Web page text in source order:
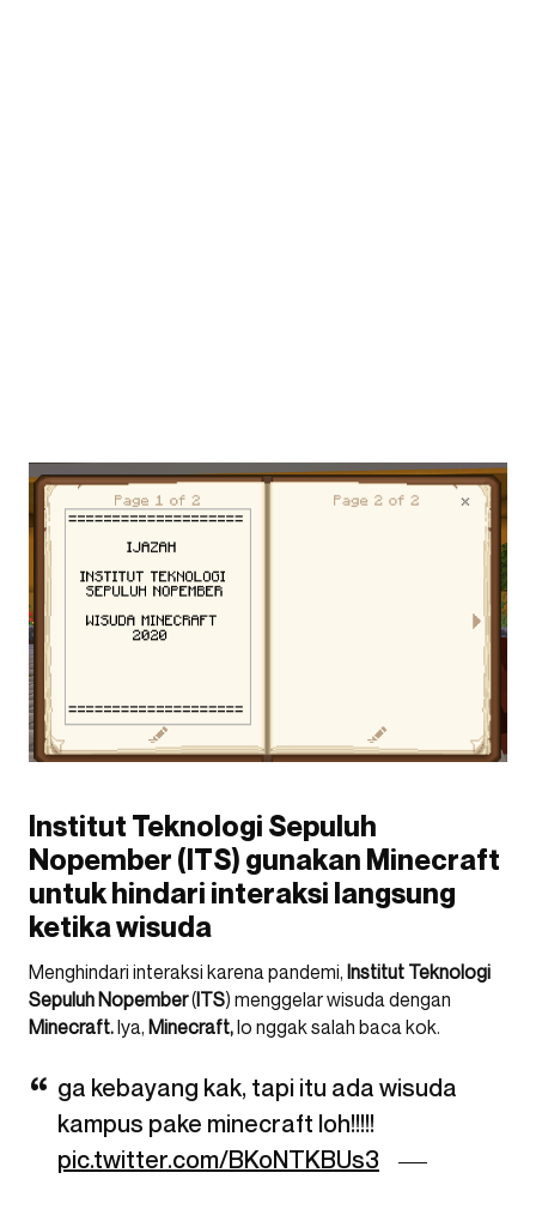
Institut Teknologi Sepuluh
Nopember (ITS) gunakan Minecraft
untuk hindari interaksi langsung
ketika wisuda
Menghindari interaksi karena pandemi, Institut Teknologi
Sepuluh Nopember(ITS) menggelar wisuda dengan
Minecraft.Iya, Minecraft,lo nggak salah baca kok.
ga kebayang kak, tapi itu ada wisuda
kampus pake minecraft loh!!!!!
pic.twitter.com/BKoNTKBUs3